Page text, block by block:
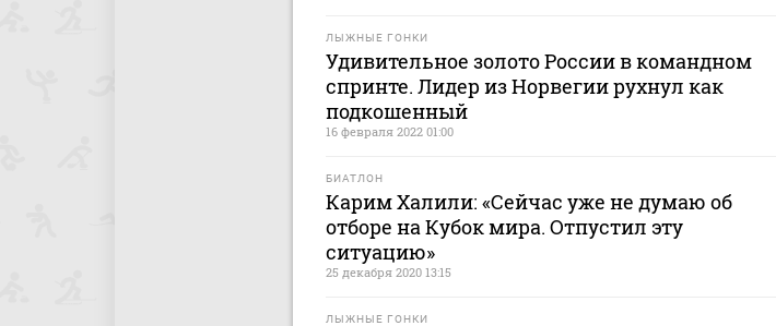
ЛЫЖНЫЕ ГОНКИ
Удивительное золото России в командном
спринте. Лидер из Норвегии рухнул как
подкошенный
16 февраля 2022 01:00
БИАТЛОН
Карим Халили: «Сейчас уже не думаю об
отборе на Кубок мира. Отпустил эту
ситуацию»
25 декабря 2020 13:15
ЛЫЖНЫЕ ГОНКИ